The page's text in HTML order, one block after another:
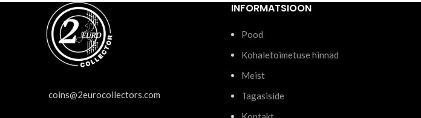
coins@2eurocollectors.com
INFORMATSIOON
Pood
Kohaletoimetuse hinnad
Meist
Tagasiside